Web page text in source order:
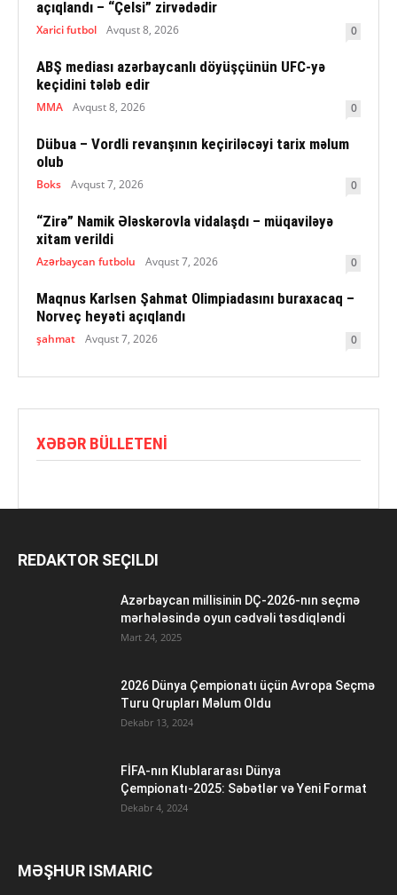
açıqlandı – “Çelsi” zirvədədir
Xarici futbol Avqust 8, 2026 0
ABŞ mediası azərbaycanlı döyüşçünün UFC-yə
keçidini tələb edir
MMA Avqust 8, 2026 0
Dübua – Vordli revanşının keçiriləcəyi tarix məlum
olub
Boks Avqust 7, 2026 0
“Zirə” Namik Ələskərovla vidalaşdı – müqaviləyə
xitam verildi
Azərbaycan futbolu Avqust 7, 2026 0
Maqnus Karlsen Şahmat Olimpiadasını buraxacaq –
Norveç heyəti açıqlandı
şahmat Avqust 7, 2026 0
XƏBƏR BÜLLETENI
REDAKTOR SEÇILDI
Azərbaycan millisinin DÇ-2026-nın seçmə
mərhələsində oyun cədvəli təsdiqləndi
Mart 24, 2025
2026 Dünya Çempionatı üçün Avropa Seçmə
Turu Qrupları Məlum Oldu
Dekabr 13, 2024
FİFA-nın Klublararası Dünya
Çempionatı-2025: Səbətlər və Yeni Format
Dekabr 4, 2024
MƏŞHUR ISMARIC